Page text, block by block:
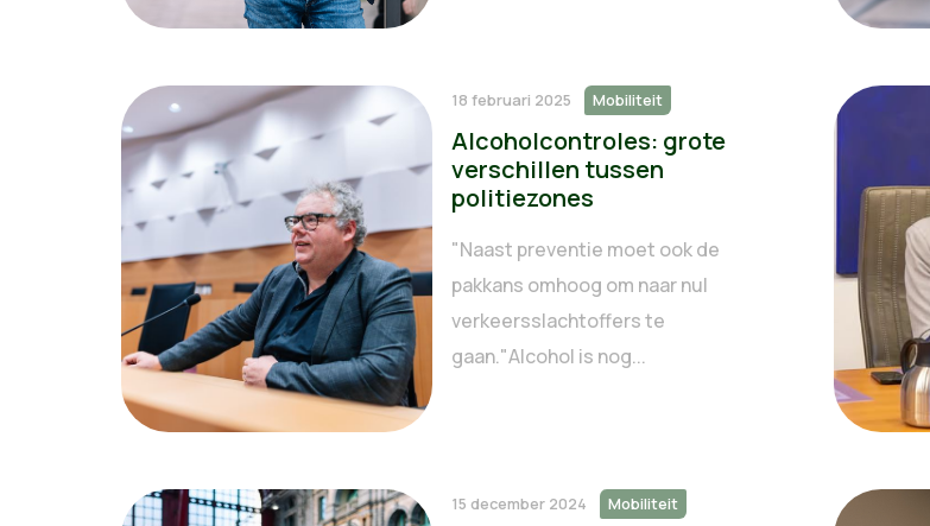
18 februari 2025 Mobiliteit
Alcoholcontroles: grote
verschillen tussen
politiezones
"Naast preventie moet ook de
pakkans omhoog om naar nul
verkeersslachtoffers te
gaan."Alcohol is nog...
15 december 2024 Mobiliteit